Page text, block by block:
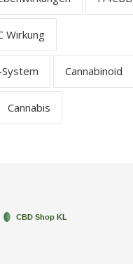
Wirkung
Cannabinoid
Cannabis